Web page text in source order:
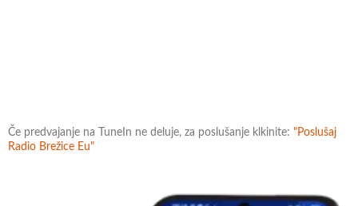
Če predvajanje na TuneIn ne deluje, za poslušanje klkinite: "Poslušaj
Radio Brežice Eu"